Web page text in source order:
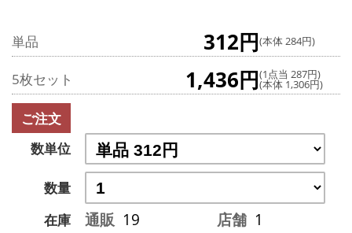
単品 312円(本体 284円)
5枚セット 1,436円(1点当 287円)
(本体 1,306円)
ご注文
数単位
数量
在庫
通販 19 店舗 1